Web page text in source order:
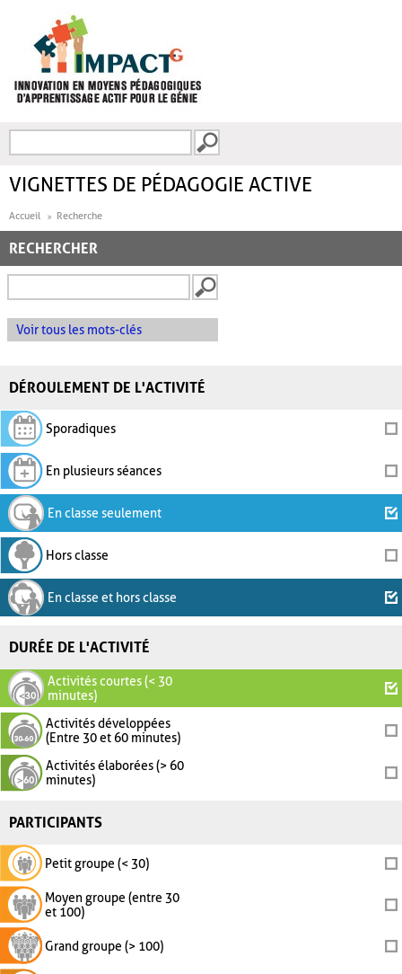
FORMULAIRE DE
VIGNETTES DE PÉDAGOGIE ACTIVE
Accueil Recherche
RECHERCHER
Voir tous les mots-clés
DÉROULEMENT DE L'ACTIVITÉ
Sporadiques
En plusieurs séances
En classe seulement
Hors classe
En classe et hors classe
DURÉE DE L'ACTIVITÉ
Activités courtes (< 30
minutes)
Activités développées
(Entre 30 et 60 minutes)
Activités élaborées (> 60
minutes)
PARTICIPANTS
Petit groupe (< 30)
Moyen groupe (entre 30
et 100)
Grand groupe (> 100)